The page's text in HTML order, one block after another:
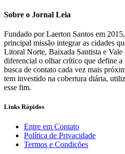
Sobre o Jornal Leia
Fundado por Laerton Santos em
principal missão integrar as cidades
Litoral Norte, Baixada Santista e Vale
diferencial o olhar crítico que define
busca de contato cada vez mais
tem investido na cobertura diária,
esse fim.
Links Rápidos
Entre em Contato
Política de Privacidade
Termos e Condições